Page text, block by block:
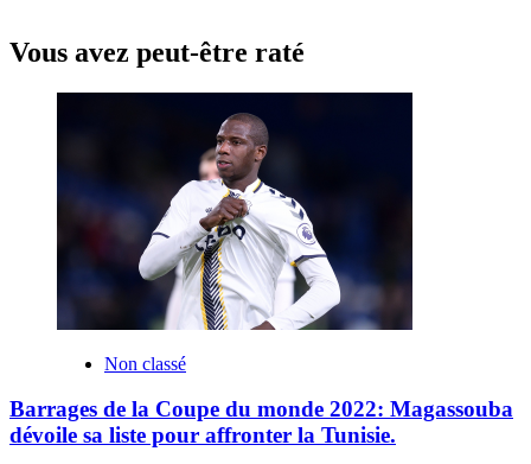
Vous avez peut-être raté
Non classé
Barrages de la Coupe du monde 2022: Magassouba
dévoile sa liste pour affronter la Tunisie.